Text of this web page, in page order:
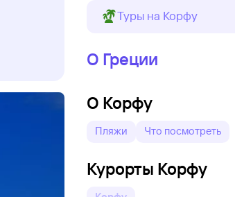
Туры на Корфу
О Греции
О Корфу
Пляжи Что посмотреть
Курорты Корфу